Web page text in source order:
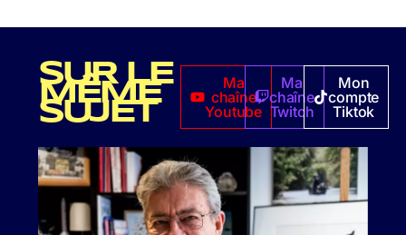
SUR LE
MÊME
SUJET
Ma
chaîne
Youtube
Ma
chaîne
Twitch
Mon
compte
Tiktok